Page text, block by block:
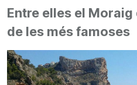
Entre elles el
de les més famoses